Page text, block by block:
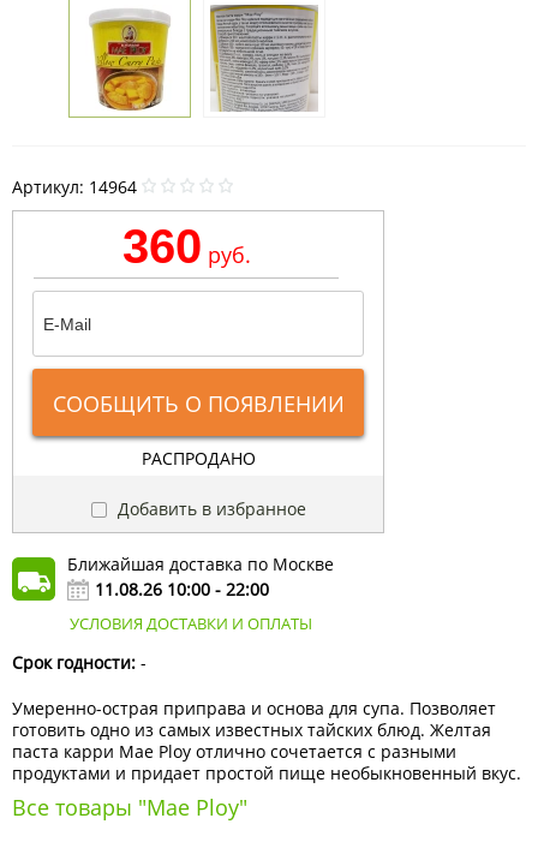
Артикул: 14964
360 руб.
СООБЩИТЬ О ПОЯВЛЕНИИ
РАСПРОДАНО
Добавить в избранное
Ближайшая доставка по Москве
11.08.26 10:00 - 22:00
УСЛОВИЯ ДОСТАВКИ И ОПЛАТЫ
Срок годности: -
Умеренно-острая приправа и основа для супа. Позволяет
готовить одно из самых известных тайских блюд. Желтая
паста карри Mae Ploy отлично сочетается с разными
продуктами и придает простой пище необыкновенный вкус.
Все товары "Mae Ploy"